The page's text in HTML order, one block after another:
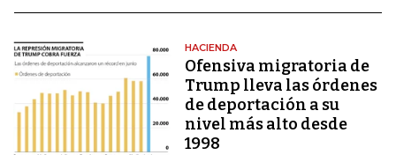
HACIENDA
Ofensiva migratoria de
Trump lleva las órdenes
de deportación a su
nivel más alto desde
1998